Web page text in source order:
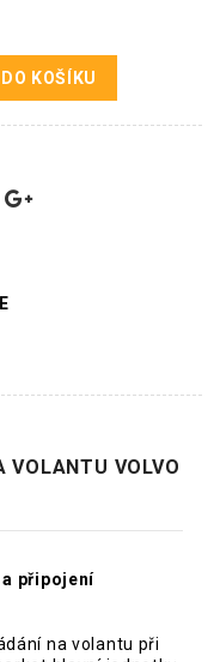
DO KOŠÍKU
VOLANTU VOLVO
připojení
na volantu při